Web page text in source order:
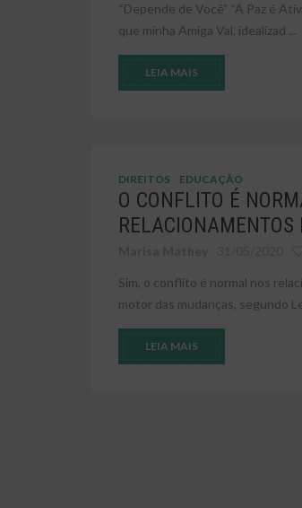
“Depende de Você” “A Paz é
que minha Amiga Val, idealizad ...
LEIA MAIS
DIREITOS EDUCAÇÃO
O CONFLITO É
RELACIONAMENTOS
Sim, o conflito é normal nos
motor das mudanças, segundo
LEIA MAIS